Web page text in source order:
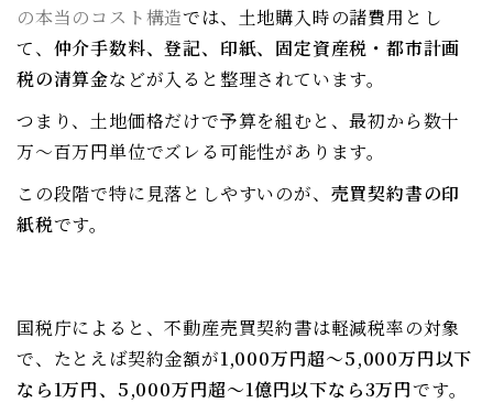
の本当のコスト構造では、土地購入時の諸費用とし
て、 仲介手数料、登記、印紙、固定資産税・都市計画
税の清算金などが入ると整理されています。
つまり、土地価格だけで予算を組むと、最初から数十
万〜百万円単位でズレる可能性があります。
この段階で特に見落としやすいのが、 売買契約書の印
紙税です。
国税庁によると、不動産売買契約書は軽減税率の対象
で、たとえば契約金額が1,000万円超〜5,000万円以下
なら1万円、5,000万円超〜1億円以下なら3万円です。